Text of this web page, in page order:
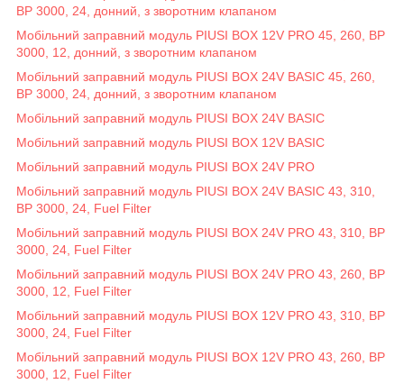
BP 3000, 24, донний, з зворотним клапаном
Мобільний заправний модуль PIUSI BOX 12V PRO 45, 260, BP
3000, 12, донний, з зворотним клапаном
Мобільний заправний модуль PIUSI BOX 24V BASIC 45, 260,
BP 3000, 24, донний, з зворотним клапаном
Мобільний заправний модуль PIUSI BOX 24V BASIC
Мобільний заправний модуль PIUSI BOX 12V BASIC
Мобільний заправний модуль PIUSI BOX 24V PRO
Мобільний заправний модуль PIUSI BOX 24V BASIC 43, 310,
BP 3000, 24, Fuel Filter
Мобільний заправний модуль PIUSI BOX 24V PRO 43, 310, BP
3000, 24, Fuel Filter
Мобільний заправний модуль PIUSI BOX 24V PRO 43, 260, BP
3000, 12, Fuel Filter
Мобільний заправний модуль PIUSI BOX 12V PRO 43, 310, BP
3000, 24, Fuel Filter
Мобільний заправний модуль PIUSI BOX 12V PRO 43, 260, BP
3000, 12, Fuel Filter